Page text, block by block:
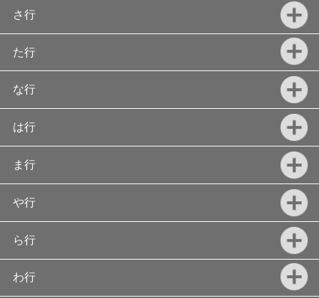
さ行
た行
な行
は行
ま行
や行
ら行
わ行